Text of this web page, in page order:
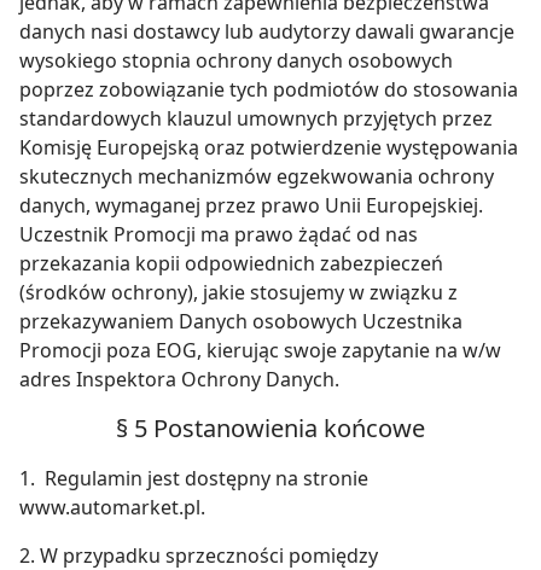
danych nasi dostawcy lub audytorzy dawali gwarancje
wysokiego stopnia ochrony danych osobowych
poprzez zobowiązanie tych podmiotów do stosowania
standardowych klauzul umownych przyjętych przez
Komisję Europejską oraz potwierdzenie występowania
skutecznych mechanizmów egzekwowania ochrony
danych, wymaganej przez prawo Unii Europejskiej.
Uczestnik Promocji ma prawo żądać od nas
przekazania kopii odpowiednich zabezpieczeń
(środków ochrony), jakie stosujemy w związku z
przekazywaniem Danych osobowych Uczestnika
Promocji poza EOG, kierując swoje zapytanie na w/w
adres Inspektora Ochrony Danych.
§ 5 Postanowienia końcowe
1. Regulamin jest dostępny na stronie
www.automarket.pl.
2. W przypadku sprzeczności pomiędzy